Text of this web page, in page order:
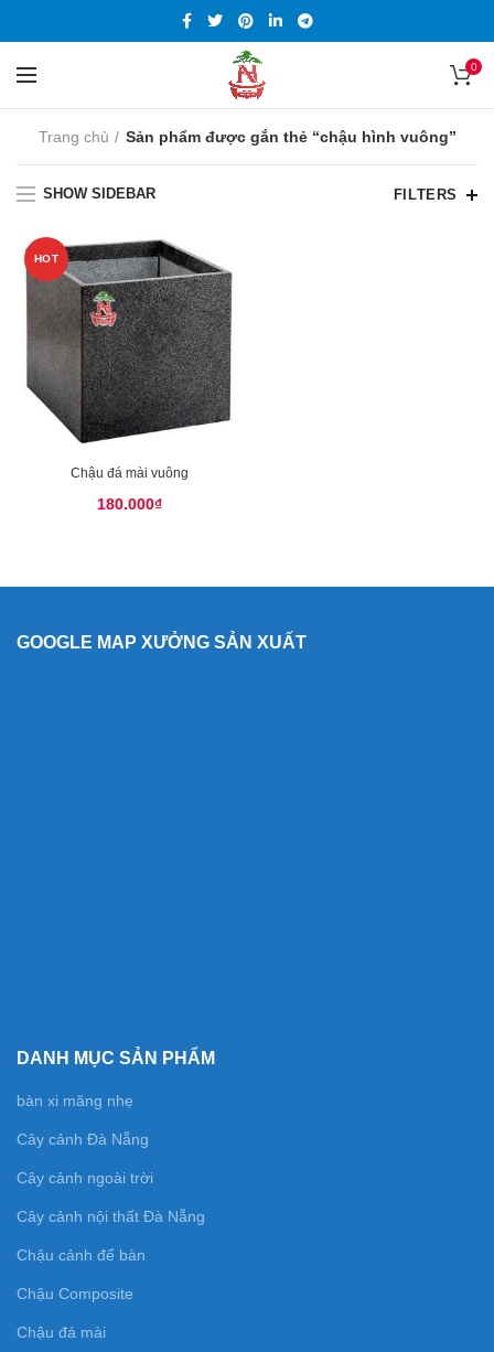
0
Trang chủ Sản phẩm được gắn thẻ “chậu hình vuông”
SHOW SIDEBAR FILTERS
HOT
Chậu đá mài vuông
180.000₫
GOOGLE MAP XƯỞNG SẢN XUẤT
DANH MỤC SẢN PHẨM
bàn xi măng nhẹ
Cây cảnh Đà Nẵng
Cây cảnh ngoài trời
Cây cảnh nội thất Đà Nẵng
Chậu cảnh để bàn
Chậu Composite
Chậu đá mài